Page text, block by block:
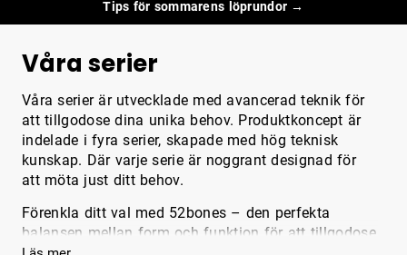
Tips för sommarens löprundor →
Våra serier
Våra serier är utvecklade med avancerad teknik för
att tillgodose dina unika behov. Produktkoncept är
indelade i fyra serier, skapade med hög teknisk
kunskap. Där varje serie är noggrant designad för
att möta just ditt behov.
Förenkla ditt val med 52bones – den perfekta
balansen mellan form och funktion för att tillgodose